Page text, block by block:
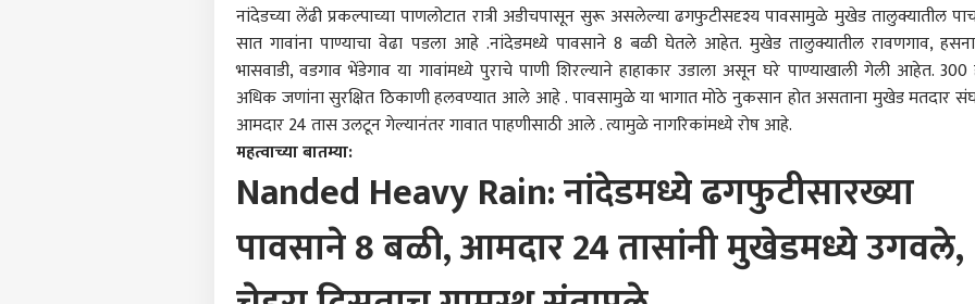
नांदेडच्या लेंढी प्रकल्पाच्या पाणलोटात रात्री अडीचपासून सुरू असलेल्या ढगफुटीसदृश्य पावसामुळे मुखेड तालुक्यातील
सात गावांना पाण्याचा वेढा पडला आहे .नांदेडमध्ये पावसाने 8 बळी घेतले आहेत. मुखेड तालुक्यातील रावणगाव,
भासवाडी, वडगाव भेंडेगाव या गावांमध्ये पुराचे पाणी शिरल्याने हाहाकार उडाला असून घरे पाण्याखाली गेली आहेत.
अधिक जणांना सुरक्षित ठिकाणी हलवण्यात आले आहे . पावसामुळे या भागात मोठे नुकसान होत असताना मुखेड मतदार
आमदार 24 तास उलटून गेल्यानंतर गावात पाहणीसाठी आले . त्यामुळे नागरिकांमध्ये रोष आहे.
महत्वाच्या बातम्या:
Nanded Heavy Rain: नांदेडमध्ये ढगफुटीसारख्या
पावसाने 8 बळी, आमदार 24 तासांनी मुखेडमध्ये उगवले,
आमच्यासोबत जाहिरात करा
प्रायव्हसी पॉलिसी
संपर्क साधा
करिअर
आमच्याबद्दल
भारत
सरकारचा सर्जिकल स्ट्राईक;
आक्षेपार्ह फोटो-व्हिडीओ 3
तासांत हटवावे लागणार
क्रीडा
टीम इंडियात धावाधाव सुरु!
आता फिटनेस सिद्ध
करण्यासाठी 10 मिनिटात
किती किमी पळावं लागणार?
1200 मीटर किती मिनिटात
पूर्ण करावी लागणार? हा सुद्धा
नियम ठरला
क्रिकेट
आशिया कपचं वेळापत्रक
जाहीर, भारत पाकिस्तान 'या'
दिवशी आमने सामने, दुबईत
स्पर्धा रंगणार
मुंबई
उत्तर
राजकारण राजकारण राजकारण